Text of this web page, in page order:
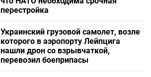
перестройка
Украинский грузовой самолет, возле
которого в аэропорту Лейпцига
нашли дрон со взрывчаткой,
перевозил боеприпасы